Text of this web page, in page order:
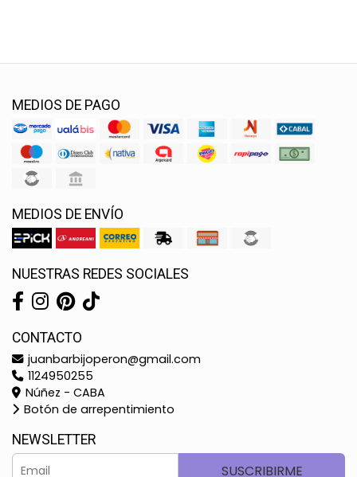
MEDIOS DE PAGO
MEDIOS DE ENVÍO
NUESTRAS REDES SOCIALES
CONTACTO
juanbarbijoperon@gmail.com
1124950255
Núñez - CABA
Botón de arrepentimiento
NEWSLETTER
SUSCRIBIRME